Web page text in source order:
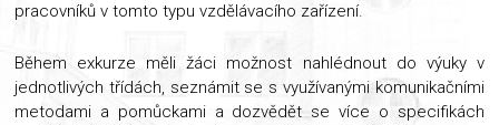
pracovníků v tomto typu vzdělávacího zařízení.
Během exkurze měli žáci možnost nahlédnout do výuky v
jednotlivých třídách, seznámit se s využívanými komunikačními
metodami a pomůckami a dozvědět se více o specifikách